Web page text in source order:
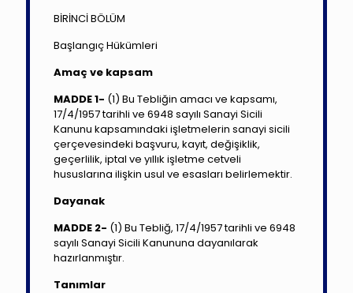
BİRİNCİ BÖLÜM
Başlangıç Hükümleri
Amaç ve kapsam
MADDE 1- (1) Bu Tebliğin amacı ve kapsamı,
17/4/1957 tarihli ve 6948 sayılı Sanayi Sicili
Kanunu kapsamındaki işletmelerin sanayi sicili
çerçevesindeki başvuru, kayıt, değişiklik,
geçerlilik, iptal ve yıllık işletme cetveli
hususlarına ilişkin usul ve esasları belirlemektir.
Dayanak
MADDE 2- (1) Bu Tebliğ, 17/4/1957 tarihli ve 6948
sayılı Sanayi Sicili Kanununa dayanılarak
hazırlanmıştır.
Tanımlar